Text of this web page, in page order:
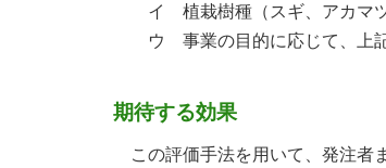
イ 植栽樹種（スギ、アカマツ
ウ 事業の目的に応じて、上記
期待する効果
この評価手法を用いて、発注者